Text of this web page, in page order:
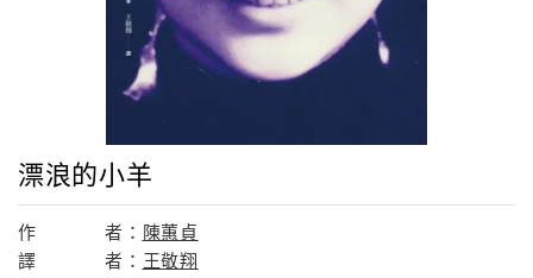
漂浪的小羊
作 者： 陳蕙貞
譯
者： 王敬翔